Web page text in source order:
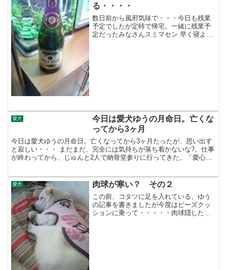
る・・・・
数日前から風邪気味で・・・今日も残業
予定でしたが定時で帰宅。一緒に残業予
定だったみなさんスミマセン 早く寝よう
愛犬
今日は愛犬ゆうの月命日。亡くな
ってから3ヶ月
今日は愛犬ゆうの月命日。亡くなってから3ヶ月たったが、思い出す
と寂しい・・・ まだまだ、完全には気持ちが落ち着かないな?。仕事
が終わってから、じゅんと2人で納骨堂参りに行ってきた。「愛心ペ
愛犬 肉球が寒い？ その２
この前、コタツに足を入れている、ゆう
の記事を書きましたが今度はビーズクッ
ションに乗って・・・・・肉球隠した